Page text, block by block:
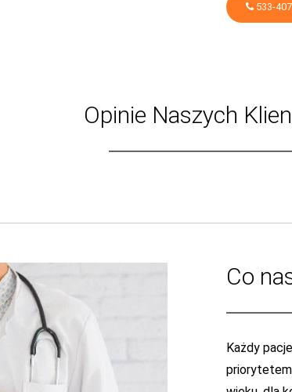
533-
Opinie Naszych
Co
Każdy